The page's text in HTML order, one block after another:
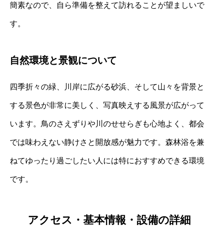
簡素なので、自ら準備を整えて訪れることが望ましいで
す。
自然環境と景観について
四季折々の緑、川岸に広がる砂浜、そして山々を背景と
する景色が非常に美しく、写真映えする風景が広がって
います。鳥のさえずりや川のせせらぎも心地よく、都会
では味わえない静けさと開放感が魅力です。森林浴を兼
ねてゆったり過ごしたい人には特におすすめできる環境
です。
アクセス・基本情報・設備の詳細